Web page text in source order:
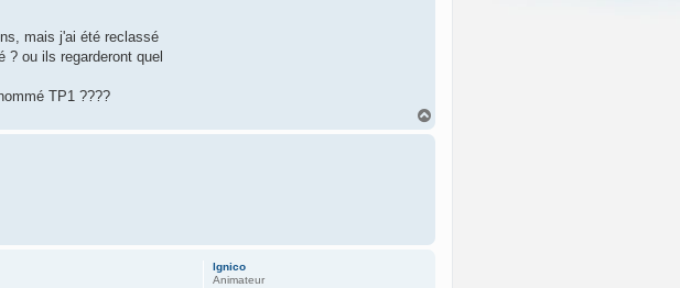
mais j'ai été reclassé
ou ils regarderont quel
TP1 ????
lgnico
Animateur